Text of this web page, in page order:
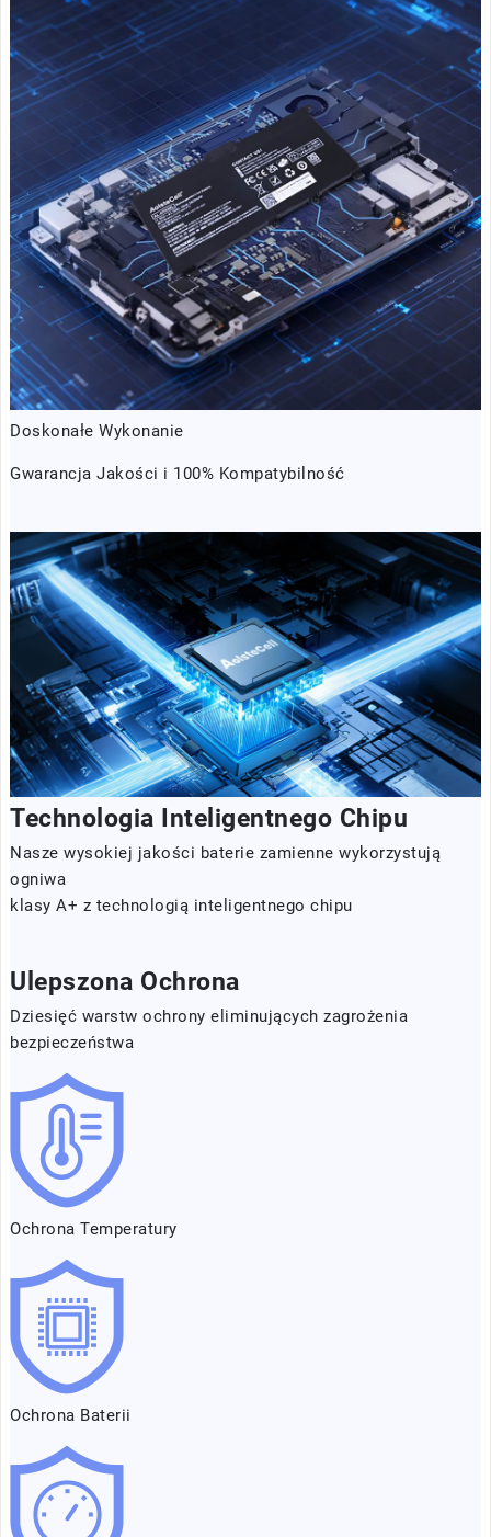
Doskonałe Wykonanie
Gwarancja Jakości i 100% Kompatybilność
Technologia Inteligentnego Chipu
Nasze wysokiej jakości baterie zamienne wykorzystują
ogniwa
klasy A+ z technologią inteligentnego chipu
Ulepszona Ochrona
Dziesięć warstw ochrony eliminujących zagrożenia
bezpieczeństwa
Ochrona Temperatury
Ochrona Baterii